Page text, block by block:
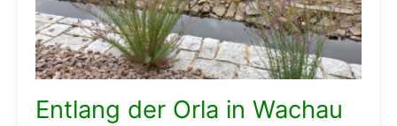
Entlang der Orla in Wachau